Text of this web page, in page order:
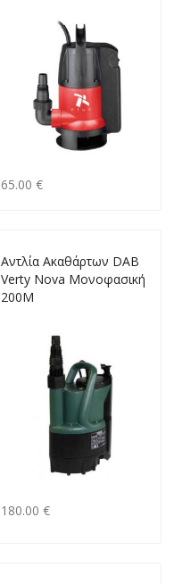
65.00 €
Αντλία Ακαθάρτων DAB
Verty Nova Μονοφασική
200M
180.00 €